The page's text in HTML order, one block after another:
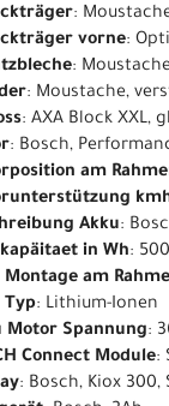
:
vorne:
:
: Moustache,
: AXA Block XXL,
: Bosch,
am
Akku:
in Wh: 500
Montage am
Typ: Lithium-Ionen
Motor Spannung:
Connect Module:
: Bosch, Kiox 300,